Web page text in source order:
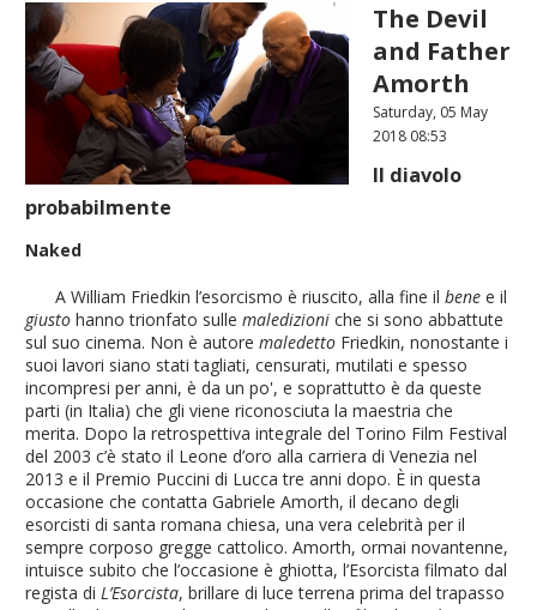
The Devil
and Father
Amorth
Saturday, 05 May
2018 08:53
Il diavolo
probabilmente
Naked
A William Friedkin l’esorcismo è riuscito, alla fine ilbene e il
giusto hanno trionfato sullemaledizioni che si sono abbattute
sul suo cinema. Non è autoremaledetto Friedkin, nonostante i
suoi lavori siano stati tagliati, censurati, mutilati e spesso
incompresi per anni, è da un po', e soprattutto è da queste
parti (in Italia) che gli viene riconosciuta la maestria che
merita. Dopo la retrospettiva integrale del Torino Film Festival
del 2003 c’è stato il Leone d’oro alla carriera di Venezia nel
2013 e il Premio Puccini di Lucca tre anni dopo. È in questa
occasione che contatta Gabriele Amorth, il decano degli
esorcisti di santa romana chiesa, una vera celebrità per il
sempre corposo gregge cattolico. Amorth, ormai novantenne,
intuisce subito che l’occasione è ghiotta, l’Esorcista filmato dal
regista diL’Esorcista, brillare di luce terrena prima del trapasso